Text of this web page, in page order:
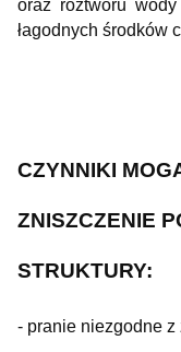
oraz roztworu
łagodnych środków
CZYNNIKI
ZNISZCZENIE
STRUKTURY:
- pranie niezgodne z